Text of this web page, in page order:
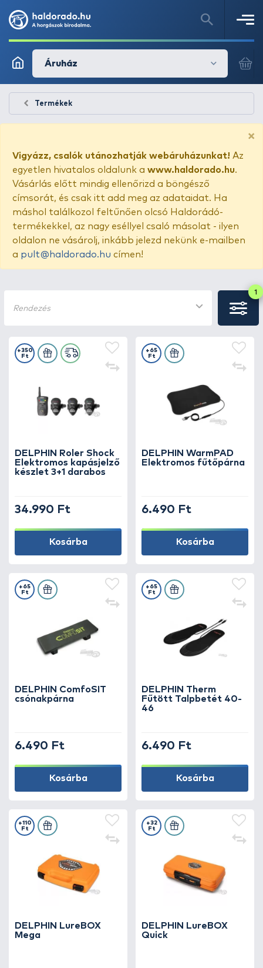
Áruház
Termékek
×
Vigyázz, csalók utánozhatják webáruházunkat! Az
egyetlen hivatalos oldalunk a www.haldorado.hu.
Vásárlás előtt mindig ellenőrizd a böngésző
címsorát, és csak itt add meg az adataidat. Ha
máshol találkozol feltűnően olcsó Haldorádó-
termékekkel, az nagy eséllyel csaló másolat - ilyen
oldalon ne vásárolj, inkább jelezd nekünk e-mailben
a pult@haldorado.hu címen!
Rendezés
1
DELPHIN Roler Shock
Elektromos kapásjelző
készlet 3+1 darabos
+350
Ft
34.990 Ft
Kosárba
DELPHIN WarmPAD
Elektromos fűtőpárna
+65
Ft
6.490 Ft
Kosárba
DELPHIN ComfoSIT
csónakpárna
+65
Ft
6.490 Ft
Kosárba
DELPHIN Therm
Fűtött Talpbetét 40-
46
+65
Ft
6.490 Ft
Kosárba
DELPHIN LureBOX
Mega
+110
Ft
DELPHIN LureBOX
Quick
+32
Ft